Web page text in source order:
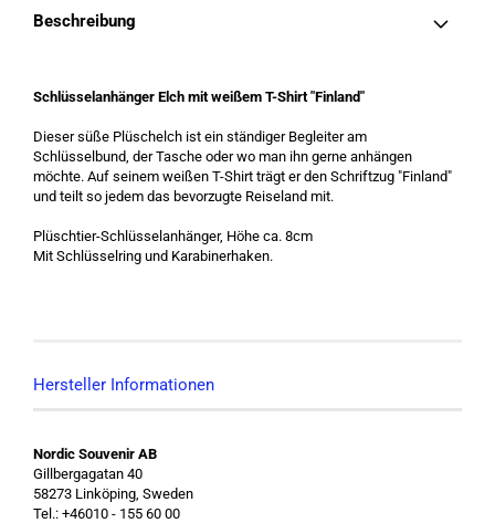
Beschreibung
Schlüsselanhänger Elch mit weißem T-Shirt "Finland"
Dieser süße Plüschelch ist ein ständiger Begleiter am
Schlüsselbund, der Tasche oder wo man ihn gerne anhängen
möchte. Auf seinem weißen T-Shirt trägt er den Schriftzug "Finland"
und teilt so jedem das bevorzugte Reiseland mit.
Plüschtier-Schlüsselanhänger, Höhe ca. 8cm
Mit Schlüsselring und Karabinerhaken.
Hersteller Informationen
Nordic Souvenir AB
Gillbergagatan 40
58273 Linköping, Sweden
Tel.: +46010 - 155 60 00